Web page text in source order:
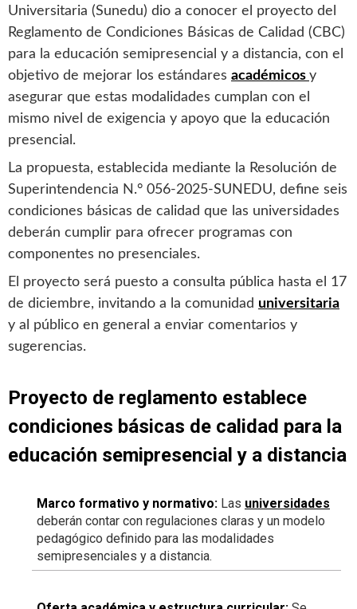
Universitaria (Sunedu) dio a conocer el proyecto del
Reglamento de Condiciones Básicas de Calidad (CBC)
para la educación semipresencial y a distancia, con el
objetivo de mejorar los estándares académicos y
asegurar que estas modalidades cumplan con el
mismo nivel de exigencia y apoyo que la educación
presencial.
La propuesta, establecida mediante la Resolución de
Superintendencia N.° 056-2025-SUNEDU, define seis
condiciones básicas de calidad que las universidades
deberán cumplir para ofrecer programas con
componentes no presenciales.
El proyecto será puesto a consulta pública hasta el 17
de diciembre, invitando a la comunidad universitaria
y al público en general a enviar comentarios y
sugerencias.
Proyecto de reglamento establece
condiciones básicas de calidad para la
educación semipresencial y a distancia
Marco formativo y normativo: Las universidades
deberán contar con regulaciones claras y un modelo
pedagógico definido para las modalidades
semipresenciales y a distancia.